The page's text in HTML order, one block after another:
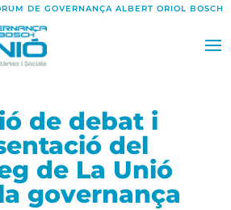
DE GOVERNANÇA ALBERT ORIOL BOSCH
de debat i
del
de La Unió
governança